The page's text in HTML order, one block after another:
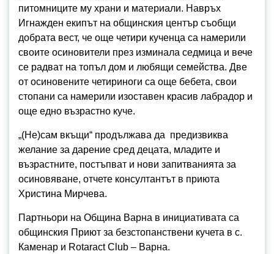
питомниците му храни и материали. Навръх
Игнажден екипът на общинския център съобщи
добрата вест, че още четири кученца са намерили
своите осиновители през изминала седмица и вече
се радват на топъл дом и любящи семейства. Две
от осиновените четириноги са още бебета, свои
стопани са намерили изоставен красив лабрадор и
още едно възрастно куче.
„(Не)сам вкъщи“ продължава да предизвиква
желание за дарение сред децата, младите и
възрастните, постъпват и нови запитванията за
осиновяване, отчете консултантът в приюта
Христина Мирчева.
Партньори на Община Варна в инициативата са
общинския Приют за безстопанствени кучета в с.
Каменар и Rotaract Club – Варна.